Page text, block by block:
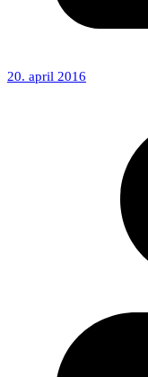
20. april 2016